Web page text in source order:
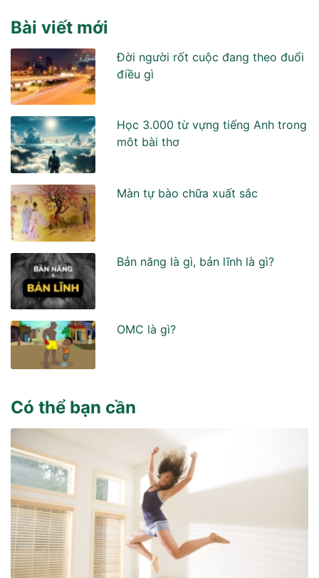
Bài viết mới
Đời người rốt cuộc đang theo đuổi
điều gì
Học 3.000 từ vựng tiếng Anh trong
môt bài thơ
Màn tự bào chữa xuất sắc
Bản năng là gì, bản lĩnh là gì?
OMC là gì?
Có thể bạn cần